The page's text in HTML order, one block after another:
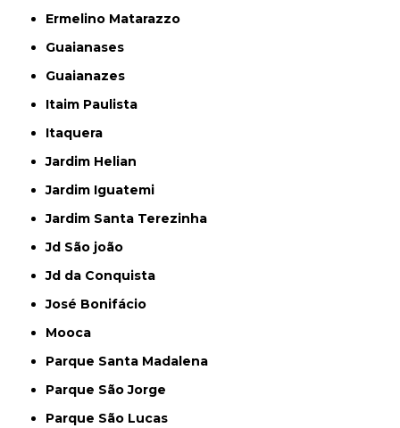
Ermelino Matarazzo
Guaianases
Guaianazes
Itaim Paulista
Itaquera
Jardim Helian
Jardim Iguatemi
Jardim Santa Terezinha
Jd São joão
Jd da Conquista
José Bonifácio
Mooca
Parque Santa Madalena
Parque São Jorge
Parque São Lucas